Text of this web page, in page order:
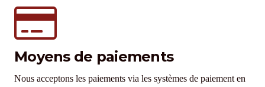
Moyens de paiements
Nous acceptons les paiements via les systèmes de paiement en